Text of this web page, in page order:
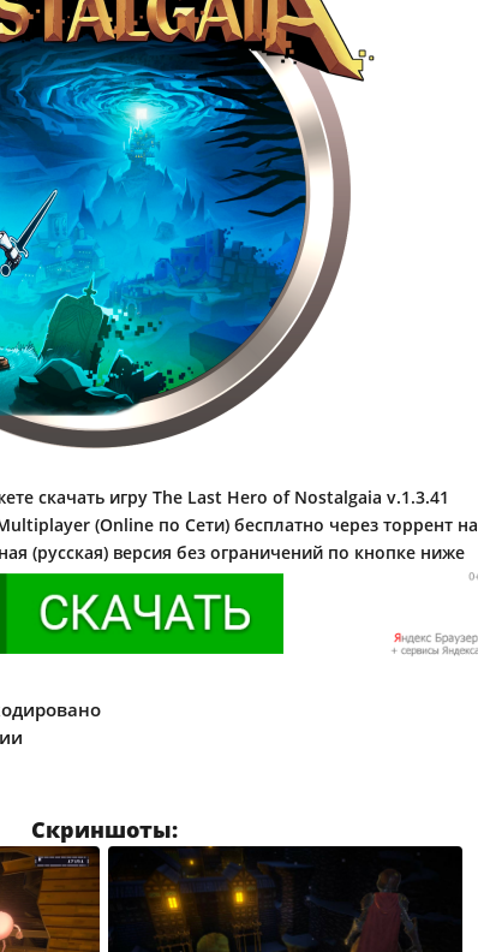
скачать игру The Last Hero of Nostalgaia v.1.3.41
(Online по Сети) бесплатно через торрент на
(русская) версия без ограничений по кнопке ниже
Скриншоты: